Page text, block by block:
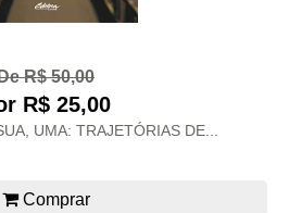
R$ 50,00
R$ 25,00
UMA: TRAJETÓRIAS DE...
Comprar